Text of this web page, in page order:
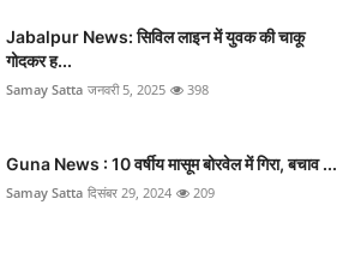
Jabalpur News: सिविल लाइन में युवक की चाकू
गोदकर ह...
Samay Satta जनवरी 5, 2025 398
Guna News : 10 वर्षीय मासूम बोरवेल में गिरा, बचाव ...
Samay Satta दिसंबर 29, 2024 209